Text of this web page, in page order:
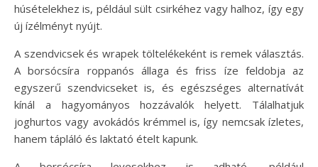
húsételekhez is, például sült csirkéhez vagy halhoz, így egy
új ízélményt nyújt.
A szendvicsek és wrapek töltelékeként is remek választás.
A borsócsíra roppanós állaga és friss íze feldobja az
egyszerű szendvicseket is, és egészséges alternatívát
kínál a hagyományos hozzávalók helyett. Tálalhatjuk
joghurtos vagy avokádós krémmel is, így nemcsak ízletes,
hanem tápláló és laktató ételt kapunk.